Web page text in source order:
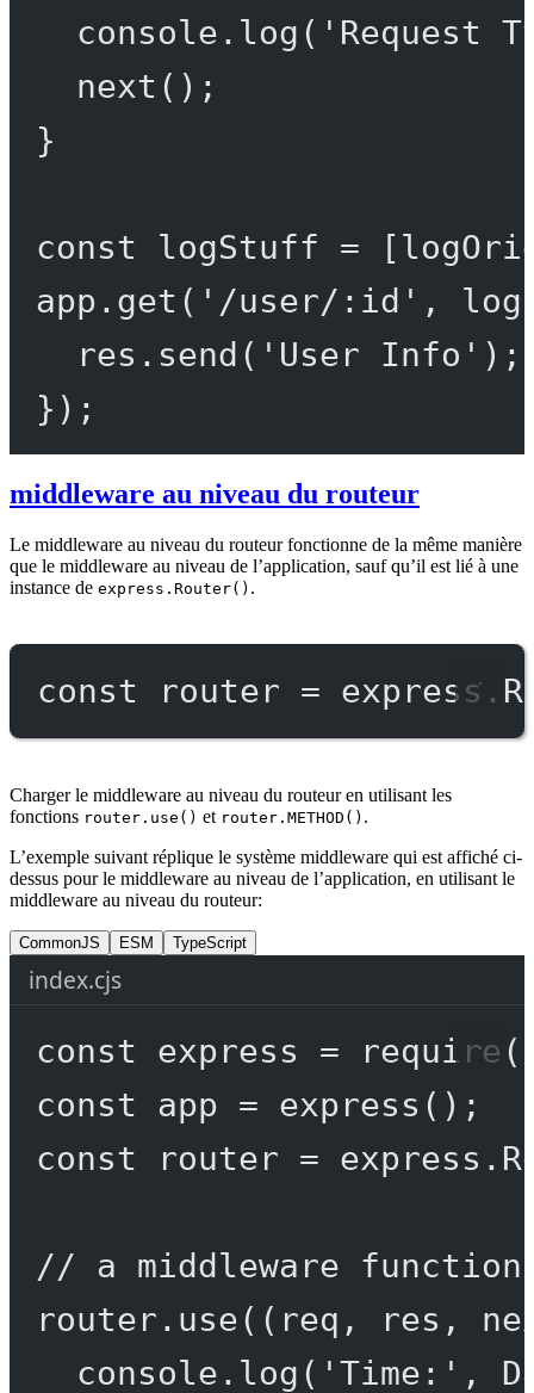
console. log ( 'Request
next ();
}
const logStuff =
app. get ( '/user/:id' ,
res. send ( 'User Info' );
});
middleware au niveau du routeur
Le middleware au niveau du routeur fonctionne de la même manière
que le middleware au niveau de l’application, sauf qu’il est lié à une
instance de express.Router() .
const router = express.
Charger le middleware au niveau du routeur en utilisant les
fonctions router.use() et router.METHOD() .
L’exemple suivant réplique le système middleware qui est affiché ci-
dessus pour le middleware au niveau de l’application, en utilisant le
middleware au niveau du routeur:
CommonJS ESM TypeScript
index.cjs
const express = require (
const
app = express ();
const
router = express.
// a middleware
router. use(( req , res ,
console. log ( 'Time:' ,